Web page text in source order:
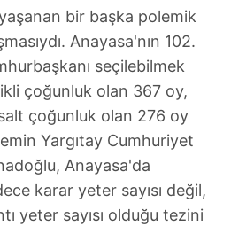
bir başka polemik
Anayasa'nın 102.
seçilebilmek
çoğunluk olan 367 oy,
çoğunluk olan 276 oy
Yargıtay Cumhuriyet
Anayasa'da
karar yeter sayısı değil,
yeter sayısı olduğu tezini